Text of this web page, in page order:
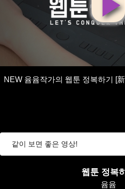
NEW 윰윰작가의 웹툰 정복하기 [
같이 보면 좋은 영상!
웹툰 정복
윰윰